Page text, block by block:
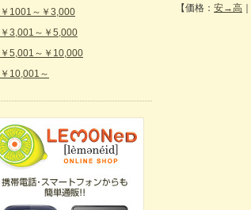
￥1001～￥3,000
￥3,001～￥5,000
￥5,001～￥10,000
￥10,001～
【価格： 安→高